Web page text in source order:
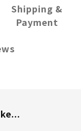
Shipping &
Payment